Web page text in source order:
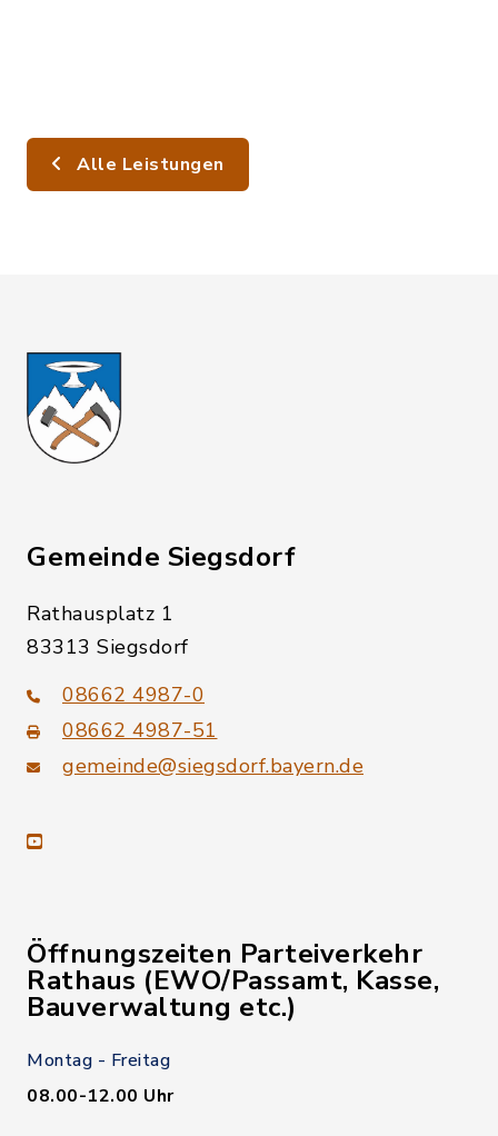
Alle Leistungen
Gemeinde Siegsdorf
Rathausplatz 1
83313 Siegsdorf
08662 4987-0
08662 4987-51
gemeinde@siegsdorf.bayern.de
youtube
Öffnungszeiten Parteiverkehr
Rathaus (EWO/Passamt, Kasse,
Bauverwaltung etc.)
Montag - Freitag
08.00-12.00 Uhr